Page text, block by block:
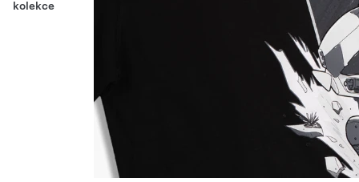
kolekce